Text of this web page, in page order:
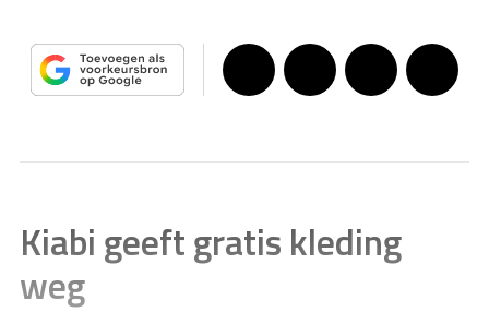
Kiabi geeft gratis kleding
weg